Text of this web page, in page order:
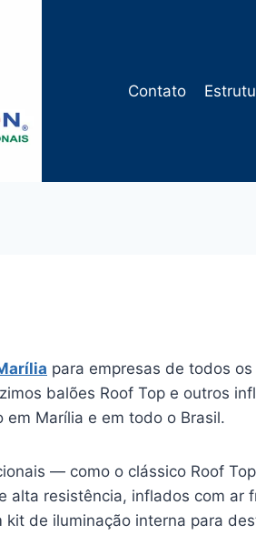
Contato
para empresas de todos
balões Roof Top e outros
Marília e em todo o Brasil.
— como o clássico Roof
alta resistência, inflados com ar
kit de iluminação interna para